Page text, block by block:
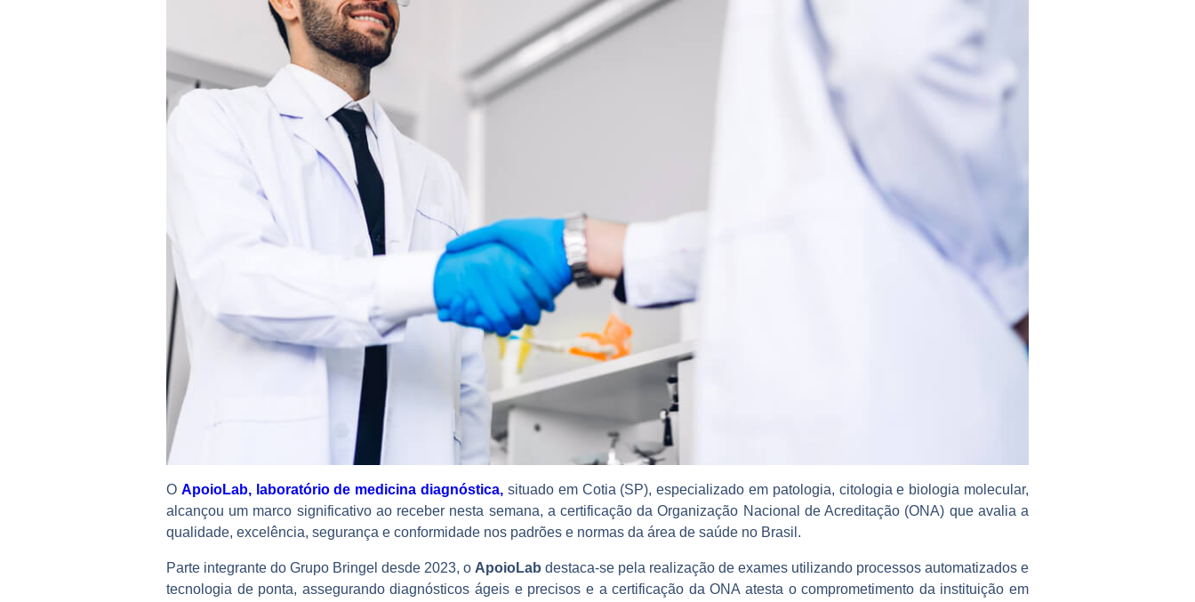
O ApoioLab, laboratório de medicina diagnóstica, situado em Cotia (SP), especializado em patologia, citologia e biologia molecular,
alcançou um marco significativo ao receber nesta semana, a certificação da Organização Nacional de Acreditação (ONA) que avalia a
qualidade, excelência, segurança e conformidade nos padrões e normas da área de saúde no Brasil.
Parte integrante do Grupo Bringel desde 2023, o ApoioLab destaca-se pela realização de exames utilizando processos automatizados e
tecnologia de ponta, assegurando diagnósticos ágeis e precisos e a certificação da ONA atesta o comprometimento da instituição em